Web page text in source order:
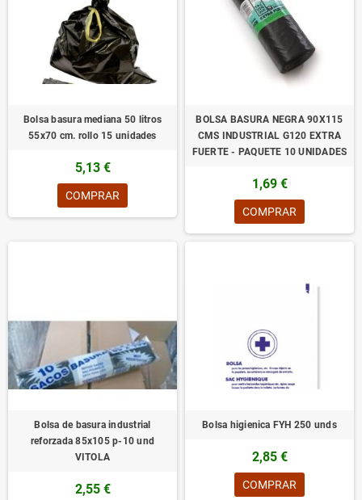
Bolsa basura mediana 50 litros
55x70 cm. rollo 15 unidades
5,13 €
COMPRAR
BOLSA BASURA NEGRA 90X115
CMS INDUSTRIAL G120 EXTRA
FUERTE - PAQUETE 10 UNIDADES
1,69 €
COMPRAR
Bolsa de basura industrial
reforzada 85x105 p-10 und
VITOLA
2,55 €
Bolsa higienica FYH 250 unds
2,85 €
COMPRAR